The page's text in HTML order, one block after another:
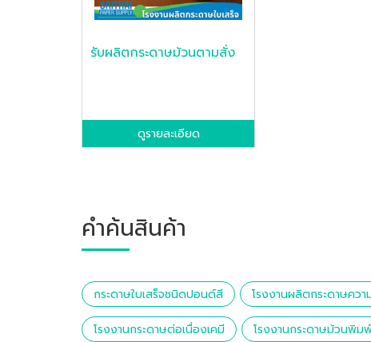
รับผลิตกระดาษม้วนตามสั่ง
ดูรายละเอียด
คำค้นสินค้า
กระดาษใบเสร็จชนิดปอนด์สี โรงงานผลิตกระดาษคว
โรงงานกระดาษต่อเนื่องเคมี โรงงานกระดาษม้วนพิม